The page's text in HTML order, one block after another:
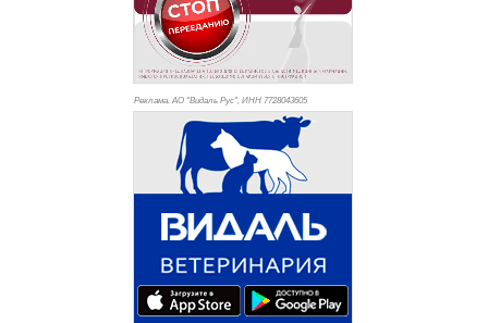
Реклама. АО "Видаль Рус", ИНН 7728043605